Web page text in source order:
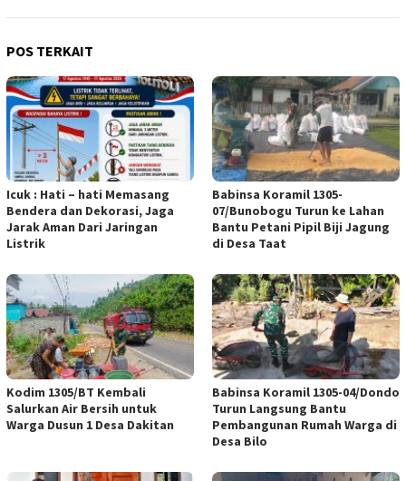
POS TERKAIT
Icuk : Hati – hati Memasang
Bendera dan Dekorasi, Jaga
Jarak Aman Dari Jaringan
Listrik
Babinsa Koramil 1305-
07/Bunobogu Turun ke Lahan
Bantu Petani Pipil Biji Jagung
di Desa Taat
Kodim 1305/BT Kembali
Salurkan Air Bersih untuk
Warga Dusun 1 Desa Dakitan
Babinsa Koramil 1305-04/Dondo
Turun Langsung Bantu
Pembangunan Rumah Warga di
Desa Bilo